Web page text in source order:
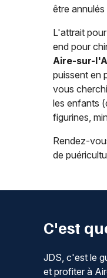
être
L'attrait
end pour
Aire-sur-
puissent en
vous
les enfants
figurines,
Rendez-
de
C'est
JDS, c'est le
et profiter à